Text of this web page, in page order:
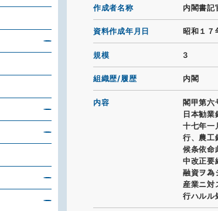
作成者名称 内閣書記
資料作成年月日 昭和１７
規模 3
組織歴/履歴 内閣
内容
閣甲第六
日本勧業
十七年一
行、農工
候条依命
中改正要
融資ヲ為
産業ニ対
行ハルル